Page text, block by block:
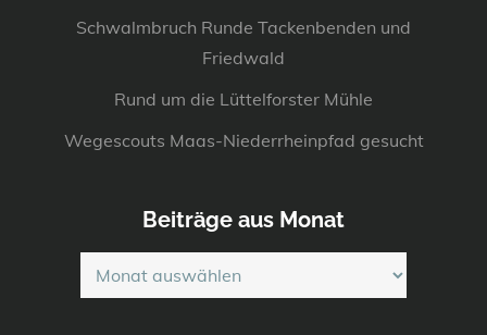
Schwalmbruch Runde Tackenbenden und
Friedwald
Rund um die Lüttelforster Mühle
Wegescouts Maas-Niederrheinpfad gesucht
Beiträge aus Monat
Beiträge
aus